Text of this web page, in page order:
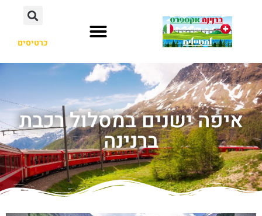
כרטיסים
איפה ישנים במסלול רכבת
ברנינה